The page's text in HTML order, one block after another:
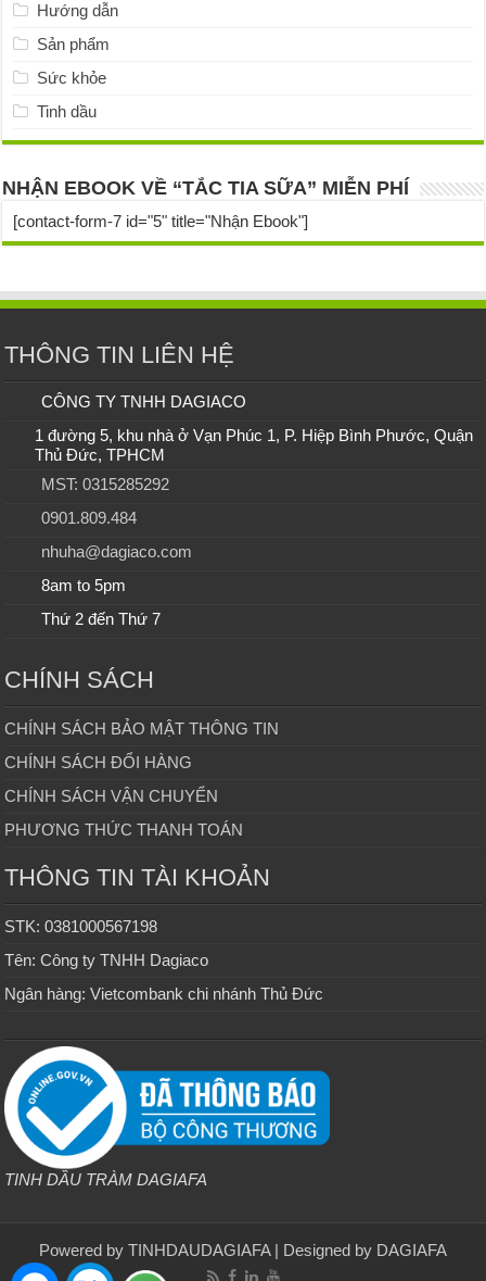
Hướng dẫn
Sản phẩm
Sức khỏe
Tinh dầu
NHẬN EBOOK VỀ “TẮC TIA SỮA” MIỄN PHÍ
[contact-form-7 id="5" title="Nhận Ebook"]
THÔNG TIN LIÊN HỆ
CÔNG TY TNHH DAGIACO
1 đường 5, khu nhà ở Vạn Phúc 1, P. Hiệp Bình Phước, Quận
Thủ Đức, TPHCM
MST: 0315285292
0901.809.484
nhuha@dagiaco.com
8am to 5pm
Thứ 2 đến Thứ 7
CHÍNH SÁCH
CHÍNH SÁCH BẢO MẬT THÔNG TIN
CHÍNH SÁCH ĐỔI HÀNG
CHÍNH SÁCH VẬN CHUYỂN
PHƯƠNG THỨC THANH TOÁN
THÔNG TIN TÀI KHOẢN
STK: 0381000567198
Tên: Công ty TNHH Dagiaco
Ngân hàng: Vietcombank chi nhánh Thủ Đức
TINH DẦU TRÀM DAGIAFA
Powered by TINHDAUDAGIAFA| Designed by DAGIAFA